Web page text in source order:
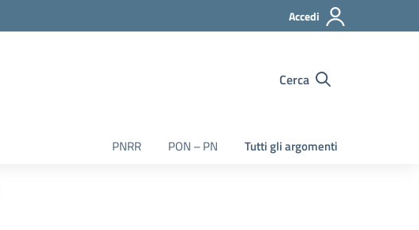
Accedi
Cerca
PNRR PON – PN Tutti gli argomenti